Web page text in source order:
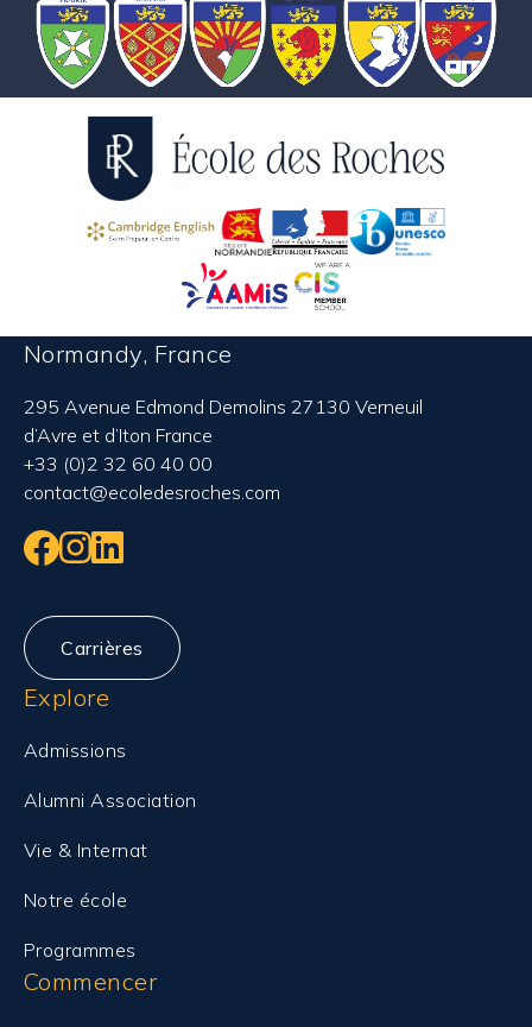
Normandy, France
295 Avenue Edmond Demolins 27130 Verneuil
d’Avre et d’Iton France
+33 (0)2 32 60 40 00
contact@ecoledesroches.com
Carrières
Explore
Admissions
Alumni Association
Vie & Internat
Notre école
Programmes
Commencer